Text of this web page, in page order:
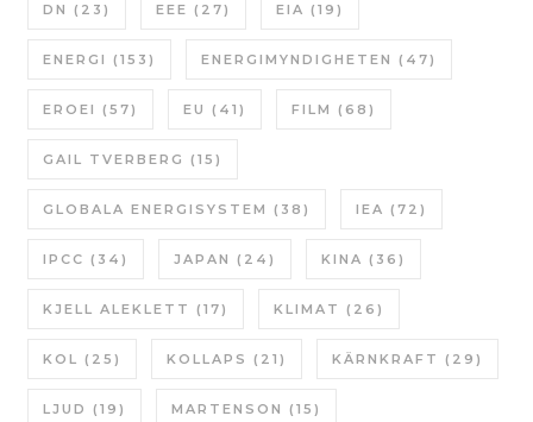
DN (23) EEE (27) EIA (19)
ENERGI (153) ENERGIMYNDIGHETEN (47)
EROEI (57) EU (41) FILM (68)
GAIL TVERBERG (15)
GLOBALA ENERGISYSTEM (38) IEA (72)
IPCC (34) JAPAN (24) KINA (36)
KJELL ALEKLETT (17) KLIMAT (26)
KOL (25) KOLLAPS (21) KÄRNKRAFT (29)
LJUD (19) MARTENSON (15)